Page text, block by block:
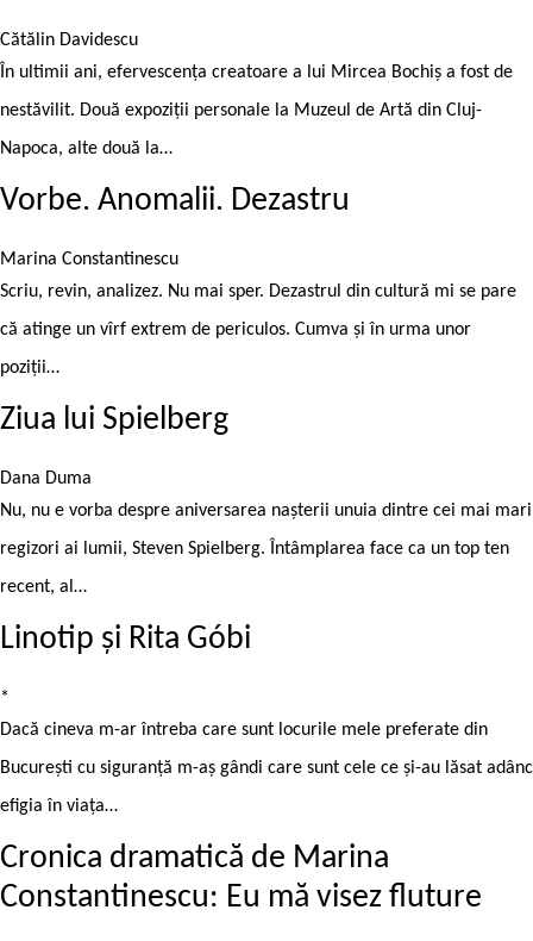
Cătălin Davidescu
În ultimii ani, efervescența creatoare a lui Mircea Bochiș a fost de
nestăvilit. Două expoziții personale la Muzeul de Artă din Cluj-
Napoca, alte două la…
Vorbe. Anomalii. Dezastru
Marina Constantinescu
Scriu, revin, analizez. Nu mai sper. Dezastrul din cultură mi se pare
că atinge un vîrf extrem de periculos. Cumva și în urma unor
poziții…
Ziua lui Spielberg
Dana Duma
Nu, nu e vorba despre aniversarea nașterii unuia dintre cei mai mari
regizori ai lumii, Steven Spielberg. Întâmplarea face ca un top ten
recent, al…
Linotip și Rita Góbi
*
Dacă cineva m-ar întreba care sunt locurile mele preferate din
București cu siguranță m-aș gândi care sunt cele ce și-au lăsat adânc
efigia în viața…
Cronica dramatică de Marina
Constantinescu: Eu mă visez fluture